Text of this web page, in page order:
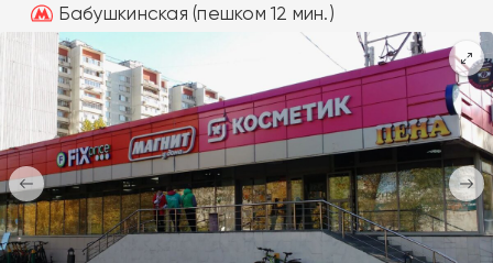
Бабушкинская (пешком 12 мин.)